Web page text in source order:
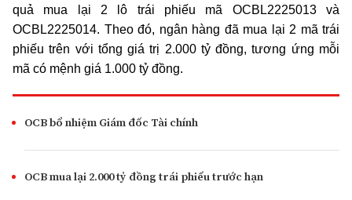
quả mua lại 2 lô trái phiếu mã OCBL2225013 và
OCBL2225014. Theo đó, ngân hàng đã mua lại 2 mã trái
phiếu trên với tổng giá trị 2.000 tỷ đồng, tương ứng mỗi
mã có mệnh giá 1.000 tỷ đồng.
OCB bổ nhiệm Giám đốc Tài chính
OCB mua lại 2.000 tỷ đồng trái phiếu trước hạn